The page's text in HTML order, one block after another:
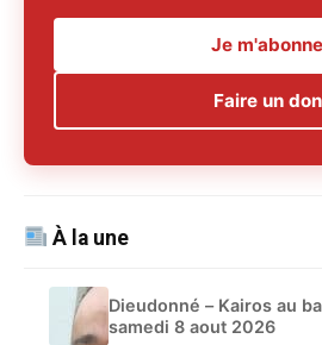
Je m'abonne
Faire un don
À la une
Dieudonné – Kairos au
samedi 8 aout 2026